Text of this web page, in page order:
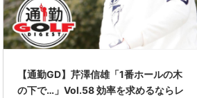
【通勤GD】芹澤信雄「1番ホールの木
の下で…」Vol.58 効率を求めるならレ